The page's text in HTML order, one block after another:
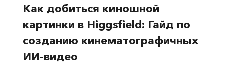
Как добиться киношной
картинки в Higgsfield: Гайд по
созданию кинематографичных
ИИ-видео